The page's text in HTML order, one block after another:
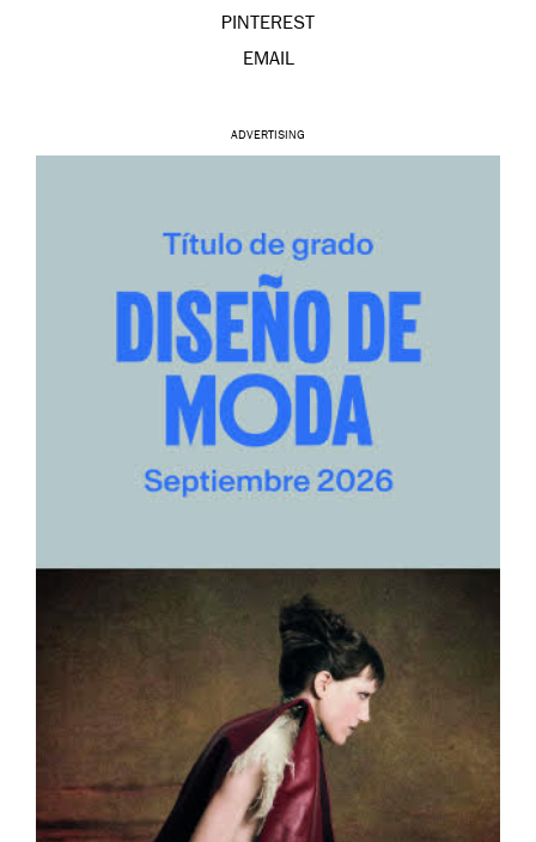
PINTEREST
EMAIL
ADVERTISING